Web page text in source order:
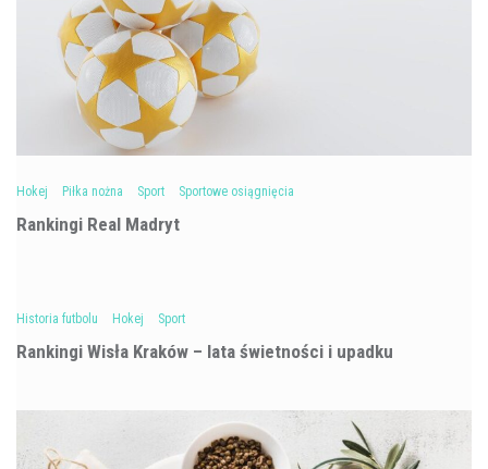
Hokej Piłka nożna Sport Sportowe osiągnięcia
Rankingi Real Madryt
Historia futbolu Hokej Sport
Rankingi Wisła Kraków – lata świetności i upadku